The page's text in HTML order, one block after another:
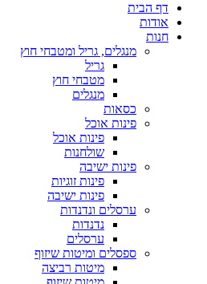
דף הבית
אודות
חנות
מנגלים, גריל ומטבחי חוץ
גריל
מטבחי חוץ
מנגלים
כסאות
פינות אוכל
פינות אוכל
שולחנות
פינות ישיבה
פינות זוגיות
פינות ישיבה
ערסלים ונדנדות
נדנדות
ערסלים
ספסלים ומיטות שיזוף
מיטות רביצה